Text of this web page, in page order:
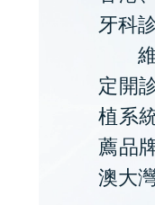
牙科
定開
植系
薦品
澳大